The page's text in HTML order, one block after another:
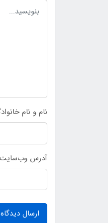
نام و نام
آدرس وب‌سایت
ارسال دیدگاه